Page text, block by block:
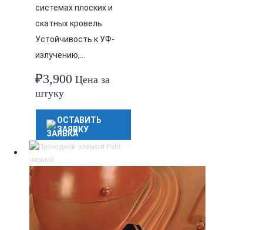
системах плоских и
скатных кровель.
Устойчивость к УФ-
излучению,…
₽3,900 Цена за
штуку
ОСТАВИТЬ
ЗАЯВКУ